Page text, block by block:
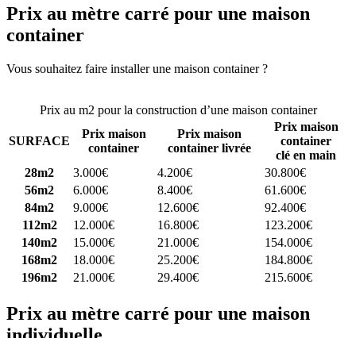
Prix au mètre carré pour une maison
container
Vous souhaitez faire installer une maison container ?
Prix au m2 pour la construction d’une maison container
SURFACE
Prix maison
container
Prix maison
container livrée
Prix maison
container
clé en main
28m2
3.000€ 4.200€
30.800€
56m2
6.000€ 8.400€
61.600€
84m2
9.000€ 12.600€
92.400€
112m2
12.000€ 16.800€
123.200€
140m2
15.000€ 21.000€
154.000€
168m2
18.000€ 25.200€
184.800€
196m2
21.000€ 29.400€ 215.600€
Prix au mètre carré pour une maison